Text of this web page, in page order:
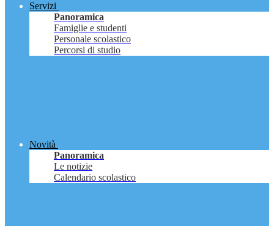
Servizi
Panoramica
Famiglie e studenti
Personale scolastico
Percorsi di studio
Novità
Panoramica
Le notizie
Calendario scolastico